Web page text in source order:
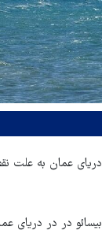
عمان به علت
در در دریای